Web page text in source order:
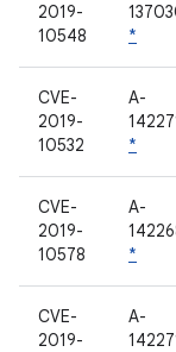
2019-
10548
*
CVE-
2019-
10532
A-
*
CVE-
2019-
10578
A-
*
CVE-
2019-
A-